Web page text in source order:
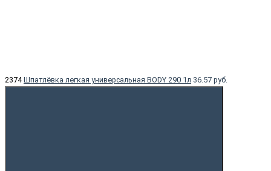
2374 Шпатлёвка легкая универсальная BODY 290 1л 36.57 руб.